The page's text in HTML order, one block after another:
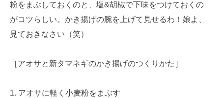
粉をまぶしておくのと、塩&胡椒で下味をつけておくの
がコツらしい。かき揚げの腕を上げて見せるわ！娘よ、
見ておきなさい（笑）
［アオサと新タマネギのかき揚げのつくりかた］
1. アオサに軽く小麦粉をまぶす